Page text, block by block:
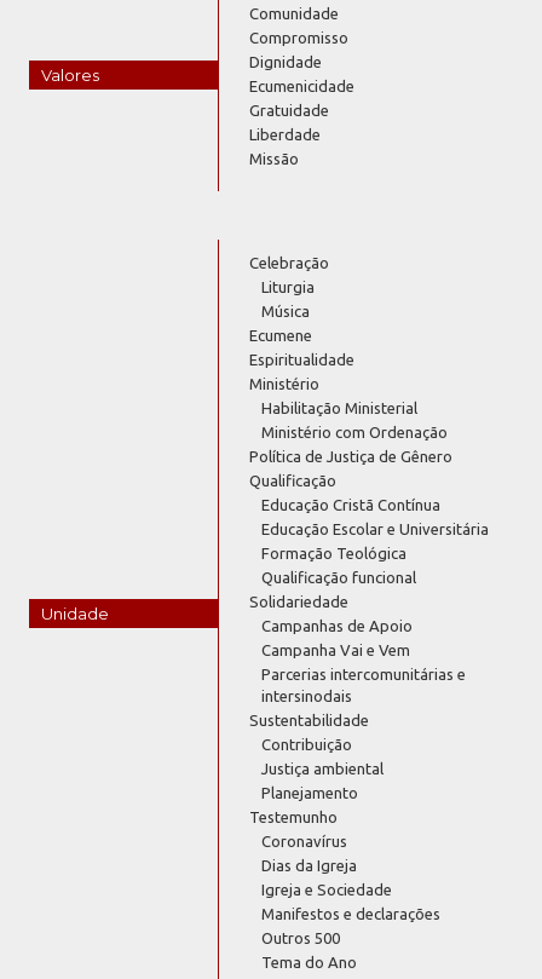
Valores
Comunidade
Compromisso
Dignidade
Ecumenicidade
Gratuidade
Liberdade
Missão
Unidade
Celebração
Liturgia
Música
Ecumene
Espiritualidade
Ministério
Habilitação Ministerial
Ministério com Ordenação
Política de Justiça de Gênero
Qualificação
Educação Cristã Contínua
Educação Escolar e Universitária
Formação Teológica
Qualificação funcional
Solidariedade
Campanhas de Apoio
Campanha Vai e Vem
Parcerias intercomunitárias e
intersinodais
Sustentabilidade
Contribuição
Justiça ambiental
Planejamento
Testemunho
Coronavírus
Dias da Igreja
Igreja e Sociedade
Manifestos e declarações
Outros 500
Tema do Ano